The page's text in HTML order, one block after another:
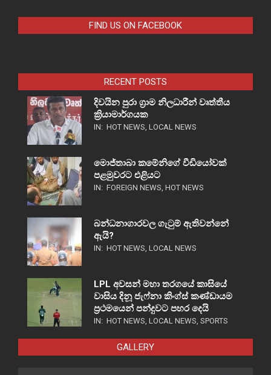
FIND US ON FACEBOOK
RECENT POSTS
දිවයින පුරා ග්‍රාම නිලධාරීන් වෘත්තීය
ක්‍රියාමාර්ගයක
IN: HOT NEWS LOCAL NEWS
මොජ්තාබා කමේනිගේ වීඩියෝවක්
පළමුවරට එළියට
IN: FOREIGN NEWS HOT NEWS
බන්ධනාගාරවල ගැටුම් ඇතිවන්නේ
ඇයි?
IN: HOT NEWS LOCAL NEWS
LPL අවසන් මහා තරගයේ කාසියේ
වාසිය දිනූ ජැෆ්නා කිංග්ස් කණ්ඩායම
ප්‍රථමයෙන් පන්දුවට පහර දෙයි
IN: HOT NEWS LOCAL NEWS SPORTS
GALLERY